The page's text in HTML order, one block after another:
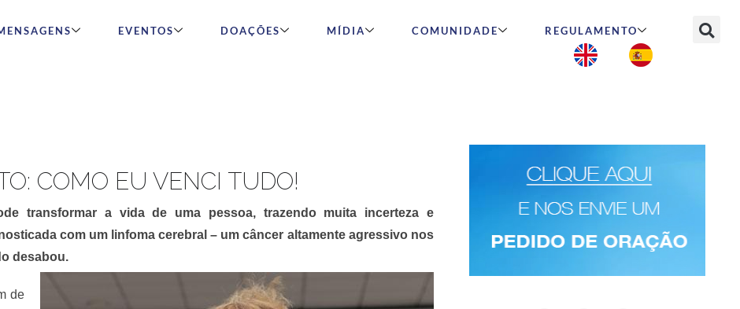
EVENTOS DOAÇÕES MÍDIA COMUNIDADE REGULAMENTO
COMO EU VENCI TUDO!
transformar a vida de uma pessoa, trazendo muita incerteza e
com um linfoma cerebral – um câncer altamente agressivo nos
desabou.
de